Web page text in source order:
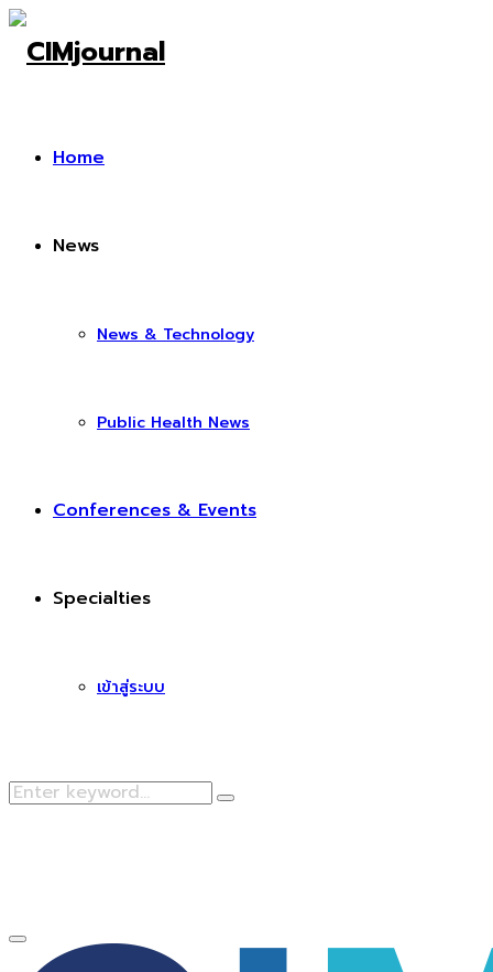
Home
News
News & Technology
Public Health News
Conferences & Events
Specialties
เข้าสู่ระบบ
Search
Search
Primary
Menu